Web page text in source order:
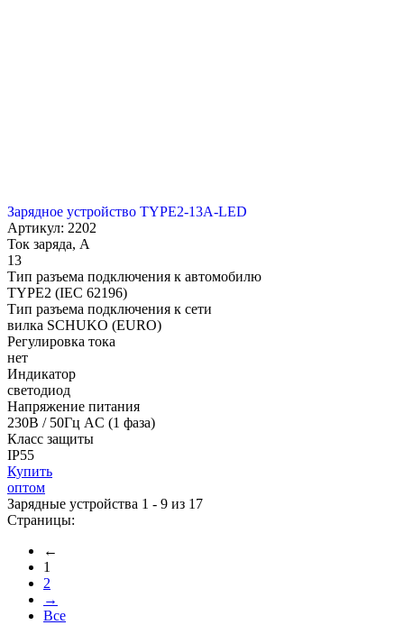
Зарядное устройство TYPE2-13A-LED
Артикул: 2202
Ток заряда, А
13
Тип разъема подключения к автомобилю
TYPE2 (IEC 62196)
Тип разъема подключения к сети
вилка SCHUKO (EURO)
Регулировка тока
нет
Индикатор
светодиод
Напряжение питания
230В / 50Гц AC (1 фаза)
Класс защиты
IP55
Купить
оптом
Зарядные устройства 1 - 9 из 17
Страницы:
←
1
2
→
Все